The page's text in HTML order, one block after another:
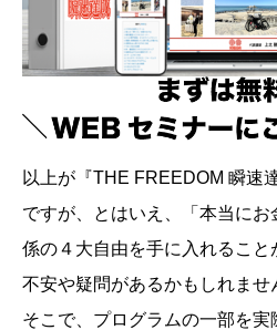
以上が『THE FREEDOM 瞬速
ですが、とはいえ、「本当に
係の４大自由を手に入れること
不安や疑問があるかもしれませ
そこで、プログラムの一部を